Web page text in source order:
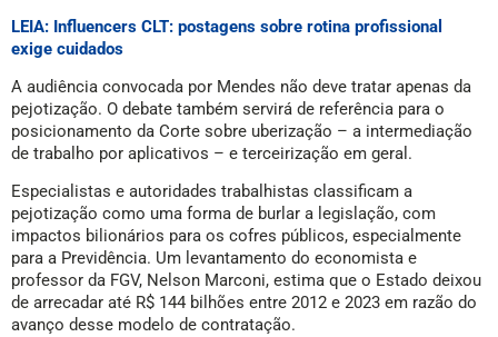
LEIA: Influencers CLT: postagens sobre rotina profissional
exige cuidados
A audiência convocada por Mendes não deve tratar apenas da
pejotização. O debate também servirá de referência para o
posicionamento da Corte sobre uberização – a intermediação
de trabalho por aplicativos – e terceirização em geral.
Especialistas e autoridades trabalhistas classificam a
pejotização como uma forma de burlar a legislação, com
impactos bilionários para os cofres públicos, especialmente
para a Previdência. Um levantamento do economista e
professor da FGV, Nelson Marconi, estima que o Estado deixou
de arrecadar até R$ 144 bilhões entre 2012 e 2023 em razão do
avanço desse modelo de contratação.